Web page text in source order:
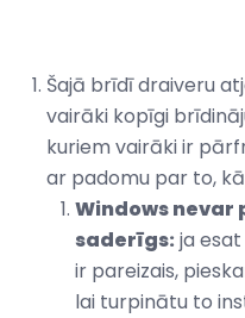
Šajā brīdī draiveru
vairāki kopīgi
kuriem vairāki ir
ar padomu par to,
Windows
saderīgs: ja
ir pareizais,
lai turpinātu to